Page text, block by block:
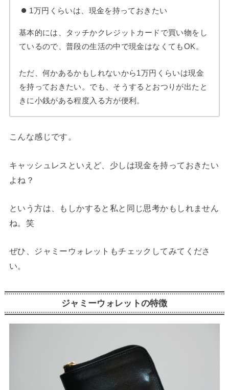
1万円くらいは、現金を持っておきたい
基本的には、タッチかクレジットカードで買い物をし
ているので、普段の生活の中で現金はなくてもOK。
ただ、何かあるかもしれないから1万円くらいは現金
を持っておきたい。でも、そうするとおつりが出たと
きに小銭がある程度入る方が便利。
こんな感じです。
キャッシュレスといえど、少しは現金を持っておきたい
よね？
という方は、もしかすると私と同じ思考かもしれません
ね。笑
ぜひ、ジャミーウォレットもチェックしてみてくださ
い。
ジャミーウォレットの特徴